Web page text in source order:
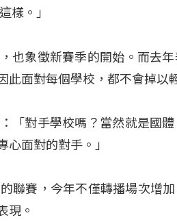
樣。」
也象徵新賽季的開始。而去
此面對每個學校，都不會掉以
「對手學校嗎？當然就是國
面對的對手。」
聯賽，今年不僅轉播場次增
現。